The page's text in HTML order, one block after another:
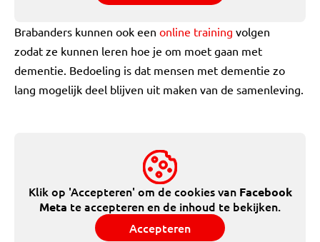
Brabanders kunnen ook een online training volgen
zodat ze kunnen leren hoe je om moet gaan met
dementie. Bedoeling is dat mensen met dementie zo
lang mogelijk deel blijven uit maken van de samenleving.
Klik op 'Accepteren' om de cookies van Facebook
Meta te accepteren en de inhoud te bekijken.
Accepteren